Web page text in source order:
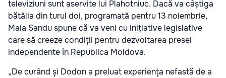
televiziuni sunt aservite lui Plahotniuc. Dacă va câștiga
bătălia din turul doi, programată pentru 13 noiembrie,
Maia Sandu spune că va veni cu inițiative legislative
care să creeze condiții pentru dezvoltarea presei
independente în Republica Moldova.
„De curând și Dodon a preluat experiența nefastă de a